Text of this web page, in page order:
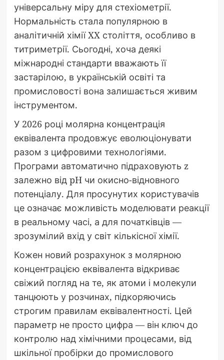
універсальну міру для стехіометрії.
Нормальність стала популярною в
аналітичній хімії XX століття, особливо в
титриметрії. Сьогодні, хоча деякі
міжнародні стандарти вважають її
застарілою, в українській освіті та
промисловості вона залишається живим
інструментом.
У 2026 році молярна концентрація
еквівалента продовжує еволюціонувати
разом з цифровими технологіями.
Програми автоматично підраховують z
залежно від pH чи окисно-відновного
потенціалу. Для просунутих користувачів
це означає можливість моделювати реакції
в реальному часі, а для початківців —
зрозумілий вхід у світ кількісної хімії.
Кожен новий розрахунок з молярною
концентрацією еквівалента відкриває
свіжий погляд на те, як атоми і молекули
танцюють у розчинах, підкоряючись
строгим правилам еквівалентності. Цей
параметр не просто цифра — він ключ до
контролю над хімічними процесами, від
шкільної пробірки до промислового